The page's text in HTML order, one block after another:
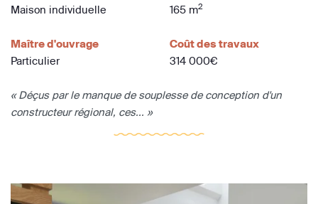
Maison individuelle
165 m2
Maître d'ouvrage
Particulier
Coût des travaux
314 000€
« Déçus par le manque de souplesse de conception d'un
constructeur régional, ces... »